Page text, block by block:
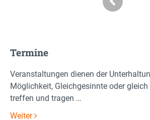
Termine
Veranstaltungen dienen der
Möglichkeit, Gleichgesinnte oder gleich
treffen und tragen …
Weiter